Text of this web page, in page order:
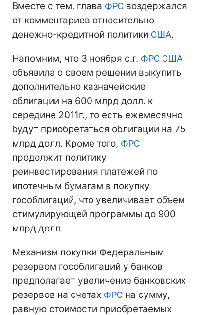
Вместе с тем, глава ФРС воздержался
от комментариев относительно
денежно-кредитной политики США.
Напомним, что 3 ноября с.г. ФРС США
объявила о своем решении выкупить
дополнительно казначейские
облигации на 600 млрд долл. к
середине 2011г., то есть ежемесячно
будут приобретаться облигации на 75
млрд долл. Кроме того, ФРС
продолжит политику
реинвестирования платежей по
ипотечным бумагам в покупку
гособлигаций, что увеличивает объем
стимулирующей программы до 900
млрд долл.
Механизм покупки Федеральным
резервом гособлигаций у банков
предполагает увеличение банковских
резервов на счетах ФРС на сумму,
равную стоимости приобретаемых